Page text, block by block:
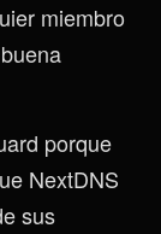
miembro
porque
NextDNS
sus